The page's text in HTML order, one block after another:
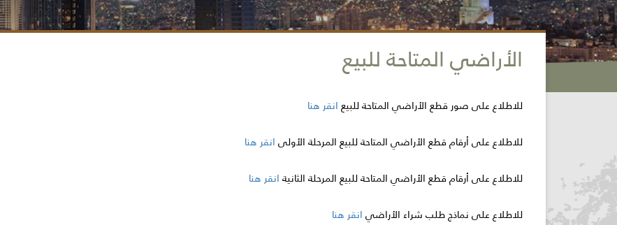
الأراضي المتاحة للبيع
للاطلاع على صور قطع الأراضي المتاحة للبيعانقر هنا
للاطلاع على أرقام قطع الأراضي المتاحة للبيع المرحلة الأولىانقر هنا
للاطلاع على أرقام قطع الأراضي المتاحة للبيع المرحلة الثانيةانقر هنا
للاطلاع على نماذج طلب شراء الأراضيانقر هنا